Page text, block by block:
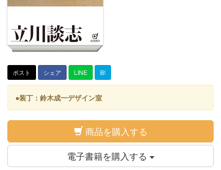
ポスト シェア LINE B!
●装丁：鈴木成一デザイン室
商品を購入する
電子書籍を購入する